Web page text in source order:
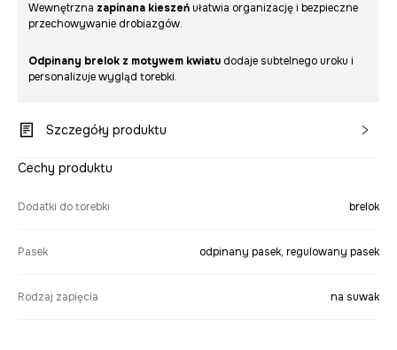
Wewnętrzna zapinana kieszeń ułatwia organizację i bezpieczne
przechowywanie drobiazgów.
Odpinany brelok z motywem kwiatu dodaje subtelnego uroku i
personalizuje wygląd torebki.
Szczegóły produktu
Cechy produktu
Dodatki do torebki brelok
Pasek odpinany pasek, regulowany pasek
Rodzaj zapięcia na suwak